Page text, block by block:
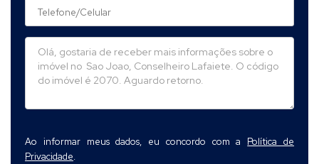
Ao informar meus dados, eu concordo com a Política de
Privacidade.